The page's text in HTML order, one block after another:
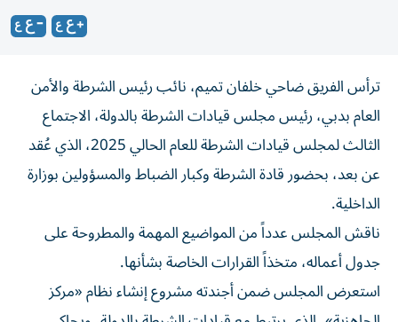
ترأس الفريق ضاحي خلفان تميم، نائب رئيس الشرطة والأمن
العام بدبي، رئيس مجلس قيادات الشرطة بالدولة، الاجتماع
الثالث لمجلس قيادات الشرطة للعام الحالي 2025، الذي عُقد
عن بعد، بحضور قادة الشرطة وكبار الضباط والمسؤولين بوزارة
الداخلية.
ناقش المجلس عدداً من المواضيع المهمة والمطروحة على
جدول أعماله، متخذاً القرارات الخاصة بشأنها.
استعرض المجلس ضمن أجندته مشروع إنشاء نظام «مركز